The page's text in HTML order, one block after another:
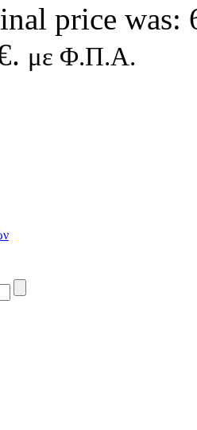
price was:
με Φ.Π.Α.